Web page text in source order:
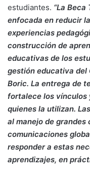
estudiantes. “La
enfocada en reducir
experiencias
construcción de
educativas de los
gestión educativa del
Boric. La entrega de
fortalece los vínculos
quienes la utilizan.
al manejo de
comunicaciones
responder a estas
aprendizajes, en